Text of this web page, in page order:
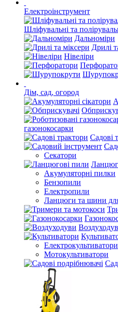
Електроінструмент
Шліфувальні та
Дальноміри
Дрилі
Нівеліри
Дім, сад, огород
газонокосарки
Садові
Секатори
Акумуляторні пилки
Бензопили
Електропили
Ланцюги та шини
Електрокультиватори
Мотокультиватори